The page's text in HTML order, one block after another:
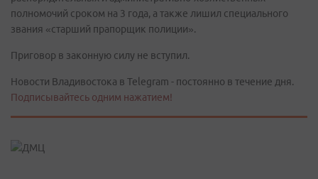
полномочий сроком на 3 года, а также лишил специального
звания «старший прапорщик полиции».
Приговор в законную силу не вступил.
Новости Владивостока в Telegram - постоянно в течение дня.
Подписывайтесь одним нажатием!